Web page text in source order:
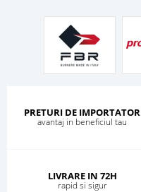
PRETURI DE IMPORTATOR
avantaj in beneficiul tau
LIVRARE IN 72H
rapid si sigur